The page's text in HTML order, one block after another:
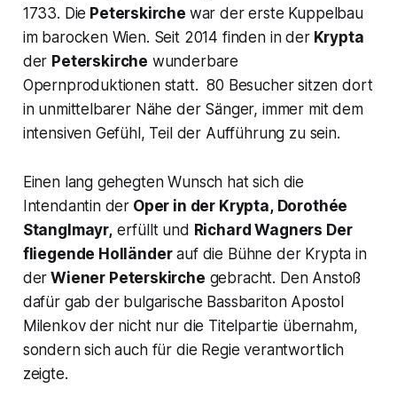
1733. Die Peterskirche war der erste Kuppelbau
im barocken Wien. Seit 2014 finden in derKrypta
der Peterskirche wunderbare
Opernproduktionen statt. 80 Besucher sitzen dort
in unmittelbarer Nähe der Sänger, immer mit dem
intensiven Gefühl, Teil der Aufführung zu sein.
Einen lang gehegten Wunsch hat sich die
Intendantin der Oper in der Krypta,Dorothée
Stanglmayr,erfüllt und Richard Wagners Der
fliegende Holländerauf die Bühne der Krypta in
der Wiener Peterskirche gebracht. Den Anstoß
dafür gab der bulgarische Bassbariton Apostol
Milenkov der nicht nur die Titelpartie übernahm,
sondern sich auch für die Regie verantwortlich
zeigte.